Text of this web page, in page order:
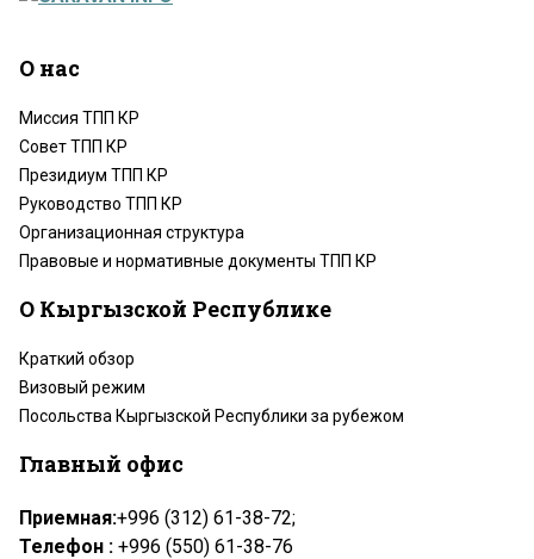
О нас
Миссия ТПП КР
Совет ТПП КР
Президиум ТПП КР
Руководство ТПП КР
Организационная структура
Правовые и нормативные документы ТПП КР
О Кыргызской Республике
Краткий обзор
Визовый режим
Посольства Кыргызской Республики за рубежом
Главный офис
Приемная:+996 (312) 61-38-72;
Телефон : +996 (550) 61-38-76